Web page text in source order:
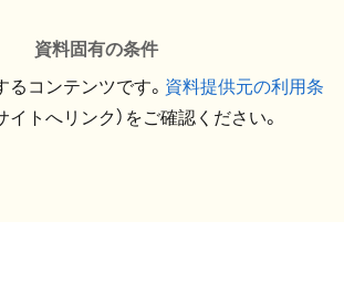
資料固有の条件
コンテンツです。 資料提供元の利用条
イトへリンク）をご確認ください。